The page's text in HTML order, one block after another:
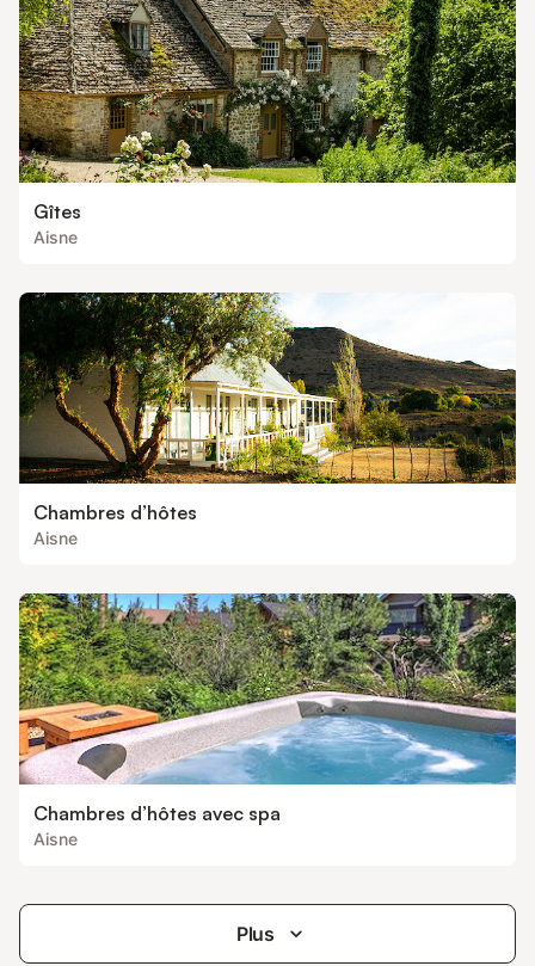
Gîtes
Aisne
Chambres d’hôtes
Aisne
Chambres d’hôtes avec spa
Aisne
Plus